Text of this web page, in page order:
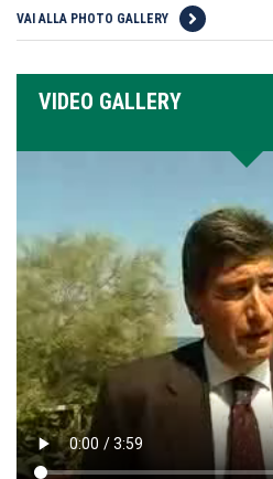
VAI ALLA PHOTO GALLERY
VIDEO GALLERY